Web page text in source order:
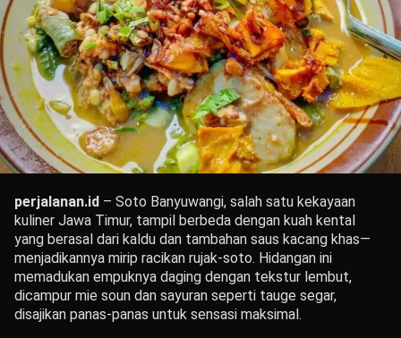
perjalanan.id – Soto Banyuwangi, salah satu kekayaan
kuliner Jawa Timur, tampil berbeda dengan kuah kental
yang berasal dari kaldu dan tambahan saus kacang khas—
menjadikannya mirip racikan rujak-soto. Hidangan ini
memadukan empuknya daging dengan tekstur lembut,
dicampur mie soun dan sayuran seperti tauge segar,
disajikan panas-panas untuk sensasi maksimal.